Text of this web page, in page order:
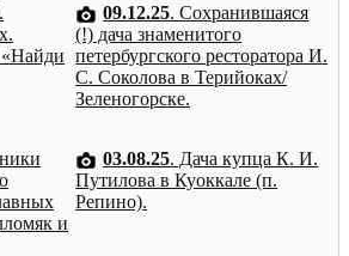
«Найди
09.12.25. Сохранившаяся
(!) дача знаменитого
петербургского ресторатора И.
С. Соколова в Терийоках/
Зеленогорске.
и
03.08.25. Дача купца К. И.
Путилова в Куоккале (п.
Репино).